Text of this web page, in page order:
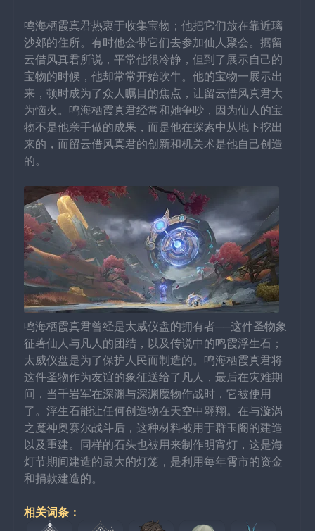
鸣海栖霞真君热衷于收集宝物；他把它们放在靠近璃
沙郊的住所。有时他会带它们去参加仙人聚会。据留
云借风真君所说，平常他很冷静，但到了展示自己的
宝物的时候，他却常常开始吹牛。他的宝物一展示出
来，顿时成为了众人瞩目的焦点，让留云借风真君大
为恼火。鸣海栖霞真君经常和她争吵，因为仙人的宝
物不是他亲手做的成果，而是他在探索中从地下挖出
来的，而留云借风真君的创新和机关术是他自己创造
的。
鸣海栖霞真君曾经是太威仪盘的拥有者──这件圣物象
征著仙人与凡人的团结，以及传说中的鸣霞浮生石；
太威仪盘是为了保护人民而制造的。鸣海栖霞真君将
这件圣物作为友谊的象征送给了凡人，最后在灾难期
间，当千岩军在深渊与深渊魔物作战时，它被使用
了。浮生石能让任何创造物在天空中翱翔。在与漩涡
之魔神奥赛尔战斗后，这种材料被用于群玉阁的建造
以及重建。同样的石头也被用来制作明宵灯，这是海
灯节期间建造的最大的灯笼，是利用每年霄市的资金
和捐款建造的。
相关词条：